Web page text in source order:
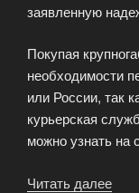
заявленную
Покупая
необходимости
или России, так
курьерская
можно узнать на
Читать далее